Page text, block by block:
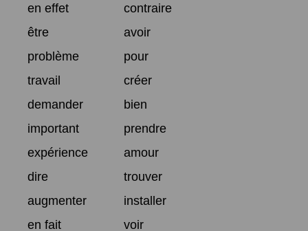
en effet
contraire
être
avoir
problème
pour
travail
créer
demander
bien
important
prendre
expérience
amour
dire
trouver
augmenter
installer
en fait
voir